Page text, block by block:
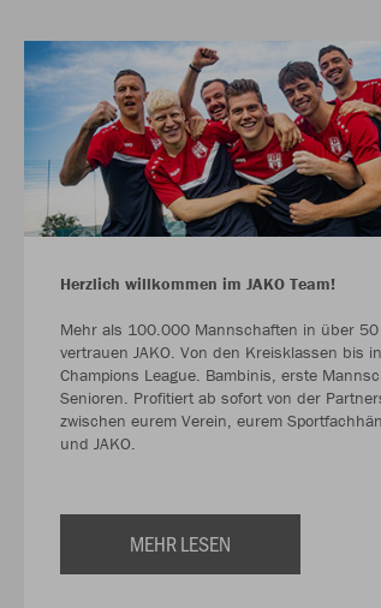
Herzlich willkommen im JAKO Team!
Mehr als 100.000 Mannschaften in über
vertrauen JAKO. Von den Kreisklassen bis
Champions League. Bambinis, erste
Senioren. Profitiert ab sofort von der
zwischen eurem Verein, eurem
und JAKO.
MEHR LESEN